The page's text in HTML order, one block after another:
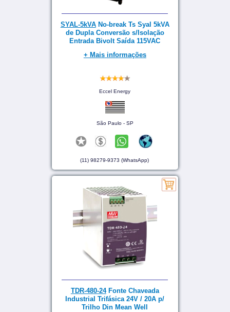
SYAL-5kVANo-break Ts Syal 5kVA
de Dupla Conversão s/Isolação
Entrada Bivolt Saída 115VAC
+ Mais informações
Eccel Energy
São Paulo - SP
(11) 98279-9373 (WhatsApp)
TDR-480-24Fonte Chaveada
Industrial Trifásica 24V / 20A p/
Trilho Din Mean Well